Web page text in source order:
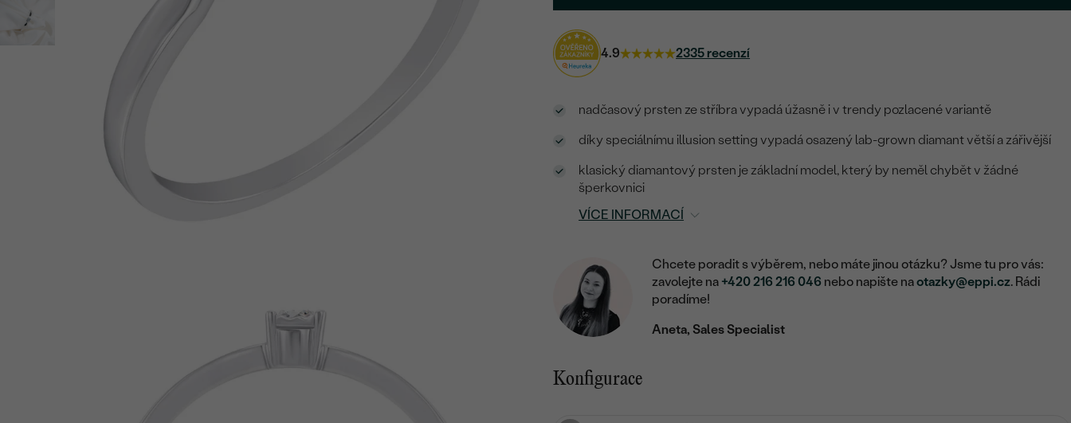
4.9 2335 recenzí
nadčasový prsten ze stříbra vypadá úžasně i v trendy pozlacené variantě
díky speciálnímu illusion setting vypadá osazený lab-grown diamant větší a zářivější
klasický diamantový prsten je základní model, který by neměl chybět v žádné
šperkovnici
VÍCE INFORMACÍ
Chcete poradit s výběrem, nebo máte jinou otázku? Jsme tu pro vás:
zavolejte na +420 216 216 046 nebo napište naotazky@eppi.cz. Rádi
poradíme!
Aneta, Sales Specialist
Konfigurace